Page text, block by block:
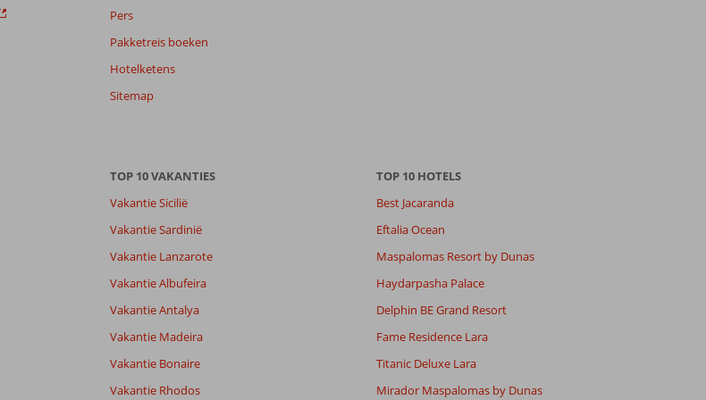
Pers
Pakketreis boeken
Hotelketens
Sitemap
TOP 10 VAKANTIES
Vakantie Sicilië
Vakantie Sardinië
Vakantie Lanzarote
Vakantie Albufeira
Vakantie Antalya
Vakantie Madeira
Vakantie Bonaire
Vakantie Rhodos
TOP 10 HOTELS
Best Jacaranda
Eftalia Ocean
Maspalomas Resort by Dunas
Haydarpasha Palace
Delphin BE Grand Resort
Fame Residence Lara
Titanic Deluxe Lara
Mirador Maspalomas by Dunas